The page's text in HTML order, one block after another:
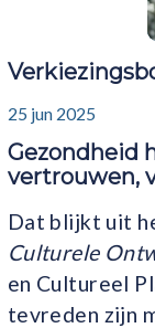
25 jun 2025
Gezondheid
vertrouwen,
Dat blijkt uit
Culturele
en Cultureel
tevreden zijn